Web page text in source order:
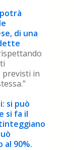
di una
previsti in
si può
si fa il
90%.